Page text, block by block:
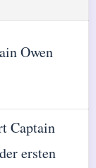
Owen
Captain
ersten